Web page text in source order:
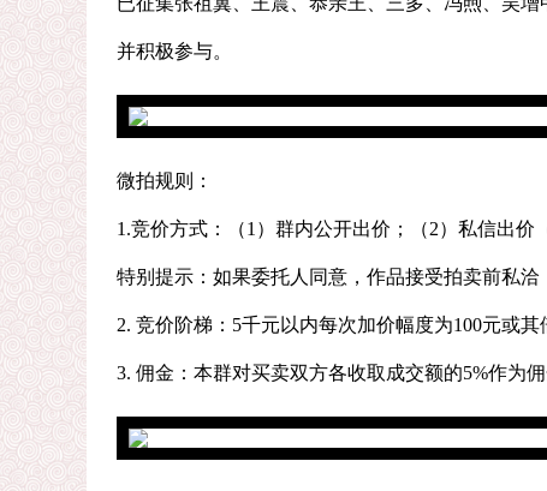
并积极参与。
微拍规则：
1.竞价方式：（1）群内公开出价；（2）私信出价
特别提示：如果委托人同意，作品接受拍卖前私洽
2. 竞价阶梯：5千元以内每次加价幅度为100元或
3. 佣金：本群对买卖双方各收取成交额的5%作为